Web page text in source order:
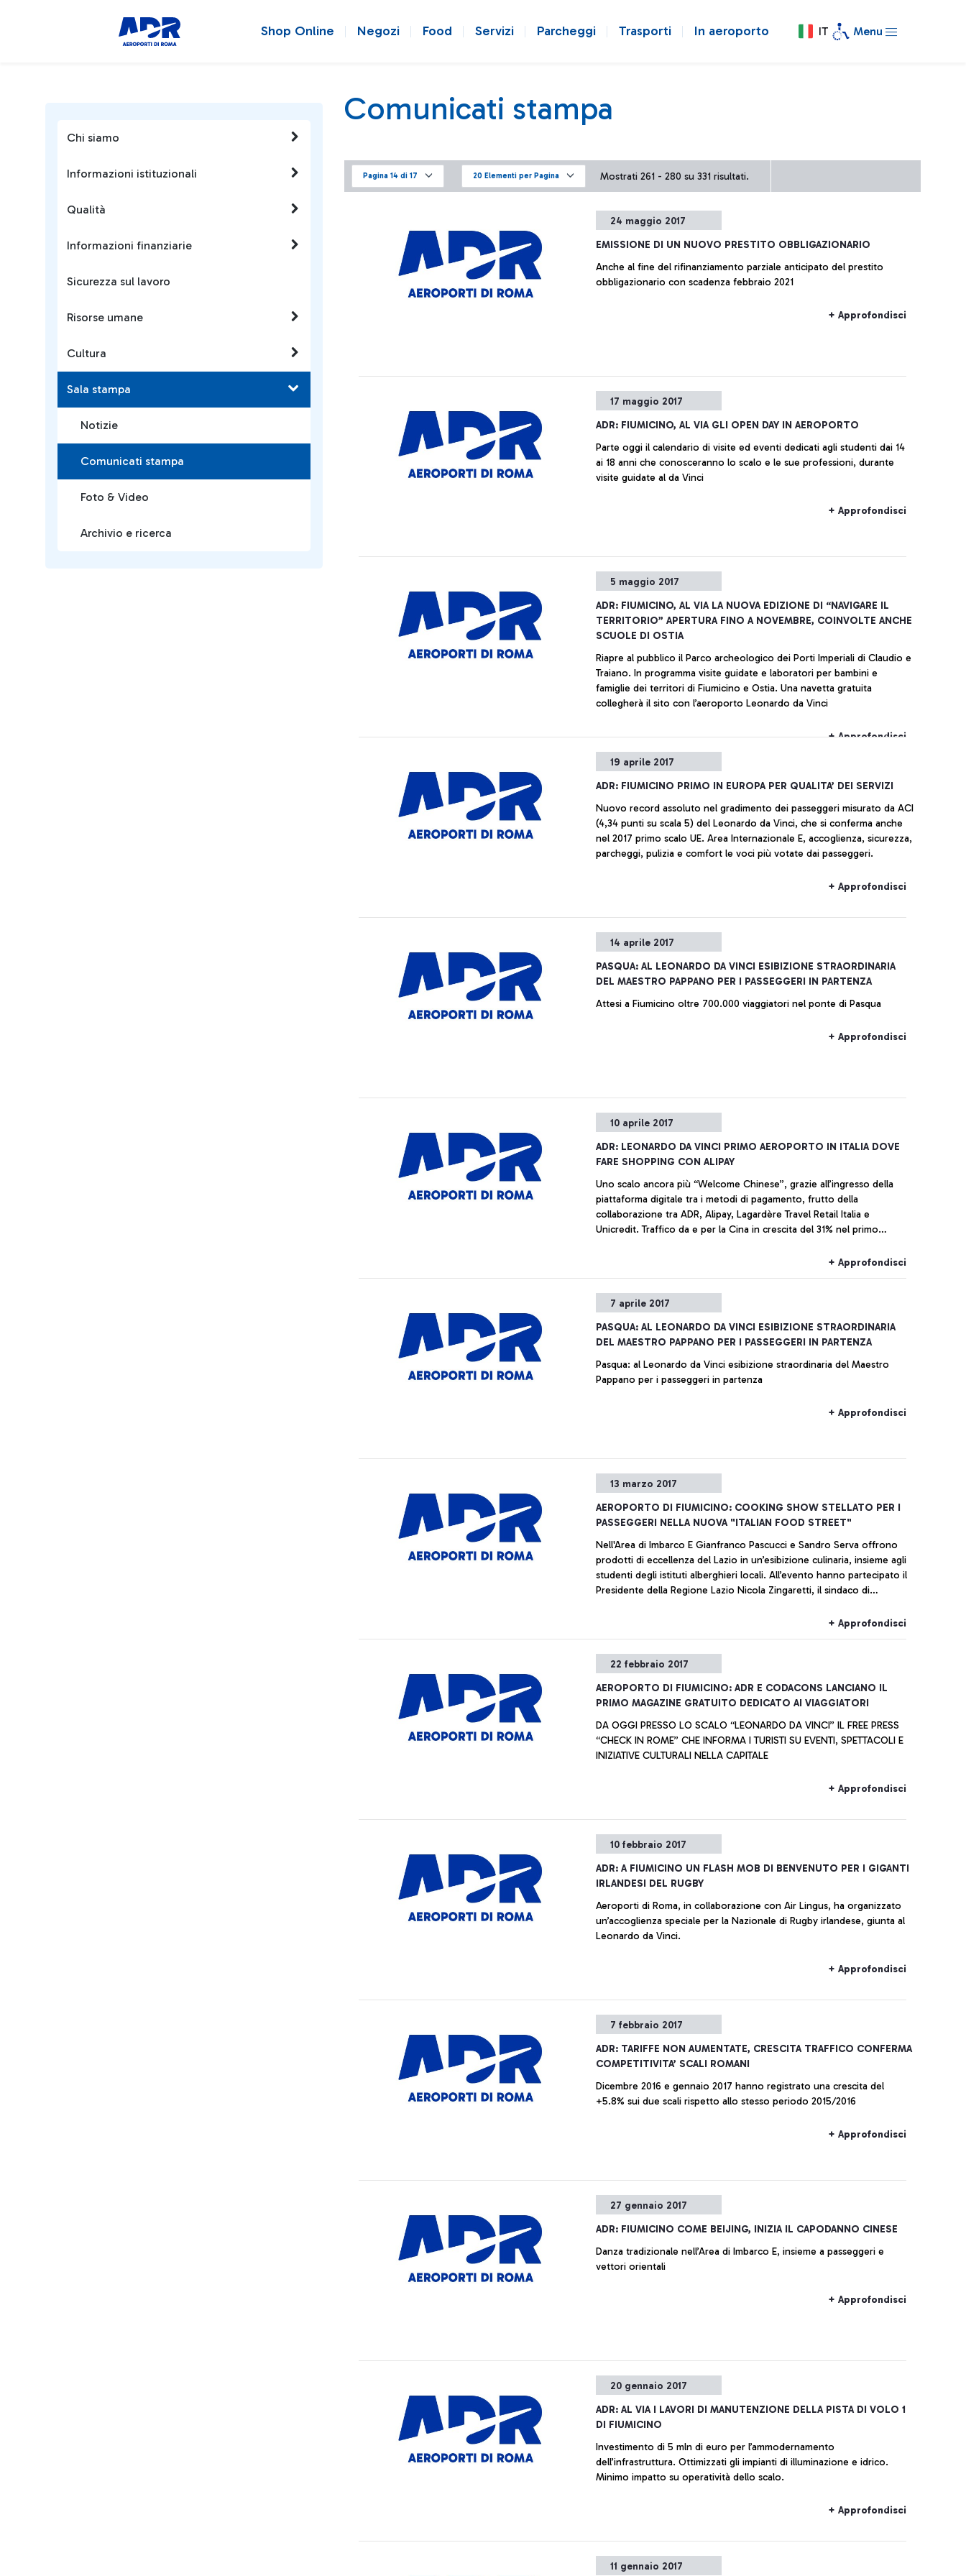
Shop Online Negozi Food Servizi Parcheggi Trasporti In aeroporto IT Menu
Chi siamo
Informazioni istituzionali
Qualità
Informazioni finanziarie
Sicurezza sul lavoro
Risorse umane
Cultura
Sala stampa
Notizie
Comunicati stampa
Foto & Video
Archivio e ricerca
Comunicati stampa
Pagina 14 di 17 20 Elementi per Pagina Mostrati 261 - 280 su 331 risultati.
24 maggio 2017
EMISSIONE DI UN NUOVO PRESTITO OBBLIGAZIONARIO
Anche al fine del rifinanziamento parziale anticipato del prestito
obbligazionario con scadenza febbraio 2021
+ Approfondisci
17 maggio 2017
ADR: FIUMICINO, AL VIA GLI OPEN DAY IN AEROPORTO
Parte oggi il calendario di visite ed eventi dedicati agli studenti dai 14
ai 18 anni che conosceranno lo scalo e le sue professioni, durante
visite guidate al da Vinci
+ Approfondisci
5 maggio 2017
ADR: FIUMICINO, AL VIA LA NUOVA EDIZIONE DI “NAVIGARE IL
TERRITORIO” APERTURA FINO A NOVEMBRE, COINVOLTE ANCHE
SCUOLE DI OSTIA
Riapre al pubblico il Parco archeologico dei Porti Imperiali di Claudio e
Traiano. In programma visite guidate e laboratori per bambini e
famiglie dei territori di Fiumicino e Ostia. Una navetta gratuita
collegherà il sito con l’aeroporto Leonardo da Vinci
+ Approfondisci
19 aprile 2017
ADR: FIUMICINO PRIMO IN EUROPA PER QUALITA’ DEI SERVIZI
Nuovo record assoluto nel gradimento dei passeggeri misurato da ACI
(4,34 punti su scala 5) del Leonardo da Vinci, che si conferma anche
nel 2017 primo scalo UE. Area Internazionale E, accoglienza, sicurezza,
parcheggi, pulizia e comfort le voci più votate dai passeggeri.
+ Approfondisci
14 aprile 2017
PASQUA: AL LEONARDO DA VINCI ESIBIZIONE STRAORDINARIA
DEL MAESTRO PAPPANO PER I PASSEGGERI IN PARTENZA
Attesi a Fiumicino oltre 700.000 viaggiatori nel ponte di Pasqua
+ Approfondisci
10 aprile 2017
ADR: LEONARDO DA VINCI PRIMO AEROPORTO IN ITALIA DOVE
FARE SHOPPING CON ALIPAY
Uno scalo ancora più “Welcome Chinese”, grazie all’ingresso della
piattaforma digitale tra i metodi di pagamento, frutto della
collaborazione tra ADR, Alipay, Lagardère Travel Retail Italia e
Unicredit. Traffico da e per la Cina in crescita del 31% nel primo
+ Approfondisci
7 aprile 2017
PASQUA: AL LEONARDO DA VINCI ESIBIZIONE STRAORDINARIA
DEL MAESTRO PAPPANO PER I PASSEGGERI IN PARTENZA
Pasqua: al Leonardo da Vinci esibizione straordinaria del Maestro
Pappano per i passeggeri in partenza
+ Approfondisci
13 marzo 2017
AEROPORTO DI FIUMICINO: COOKING SHOW STELLATO PER I
PASSEGGERI NELLA NUOVA "ITALIAN FOOD STREET"
Nell'Area di Imbarco E Gianfranco Pascucci e Sandro Serva offrono
prodotti di eccellenza del Lazio in un’esibizione culinaria, insieme agli
studenti degli istituti alberghieri locali. All’evento hanno partecipato il
Presidente della Regione Lazio Nicola Zingaretti, il sindaco di
+ Approfondisci
22 febbraio 2017
AEROPORTO DI FIUMICINO: ADR E CODACONS LANCIANO IL
PRIMO MAGAZINE GRATUITO DEDICATO AI VIAGGIATORI
DA OGGI PRESSO LO SCALO “LEONARDO DA VINCI” IL FREE PRESS
“CHECK IN ROME” CHE INFORMA I TURISTI SU EVENTI, SPETTACOLI E
INIZIATIVE CULTURALI NELLA CAPITALE
+ Approfondisci
10 febbraio 2017
ADR: A FIUMICINO UN FLASH MOB DI BENVENUTO PER I GIGANTI
IRLANDESI DEL RUGBY
Aeroporti di Roma, in collaborazione con Air Lingus, ha organizzato
un’accoglienza speciale per la Nazionale di Rugby irlandese, giunta al
Leonardo da Vinci.
+ Approfondisci
7 febbraio 2017
ADR: TARIFFE NON AUMENTATE, CRESCITA TRAFFICO CONFERMA
COMPETITIVITA’ SCALI ROMANI
Dicembre 2016 e gennaio 2017 hanno registrato una crescita del
+5.8% sui due scali rispetto allo stesso periodo 2015/2016
+ Approfondisci
27 gennaio 2017
ADR: FIUMICINO COME BEIJING, INIZIA IL CAPODANNO CINESE
Danza tradizionale nell’Area di Imbarco E, insieme a passeggeri e
vettori orientali
+ Approfondisci
20 gennaio 2017
ADR: AL VIA I LAVORI DI MANUTENZIONE DELLA PISTA DI VOLO 1
DI FIUMICINO
Investimento di 5 mln di euro per l’ammodernamento
dell’infrastruttura. Ottimizzati gli impianti di illuminazione e idrico.
Minimo impatto su operatività dello scalo.
+ Approfondisci
11 gennaio 2017